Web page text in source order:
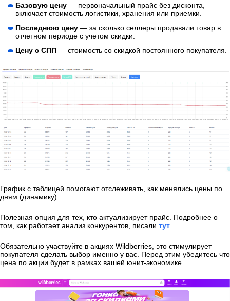
Базовую цену — первоначальный прайс без дисконта,
включает стоимость логистики, хранения или приемки.
Последнюю цену — за сколько селлеры продавали товар в
отчетном периоде с учетом скидки.
Цену с СПП — стоимость со скидкой постоянного покупателя.
График с таблицей помогают отслеживать, как менялись цены по
дням (динамику).
Полезная опция для тех, кто актуализирует прайс. Подробнее о
том, как работает анализ конкурентов, писали тут
Обязательно участвуйте в акциях Wildberries, это стимулирует
покупателя сделать выбор именно у вас. Перед этим убедитесь что
цена по акции будет в рамках вашей юнит-экономике.